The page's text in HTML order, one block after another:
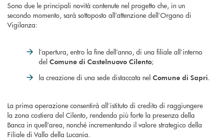
Sono due le principali novità contenute nel progetto che, in un
secondo momento, sarà sottoposto all’attenzione dell’Organo di
Vigilanza:
l’apertura, entro la fine dell’anno, di una filiale all’interno
del Comune di Castelnuovo Cilento;
la creazione di una sede distaccata nel Comune di Sapri.
La prima operazione consentirà all’istituto di credito di raggiungere
la zona costiera del Cilento, rendendo più forte la presenza della
Banca in quell’area, nonché incrementando il valore strategico della
Filiale di Vallo della Lucania.